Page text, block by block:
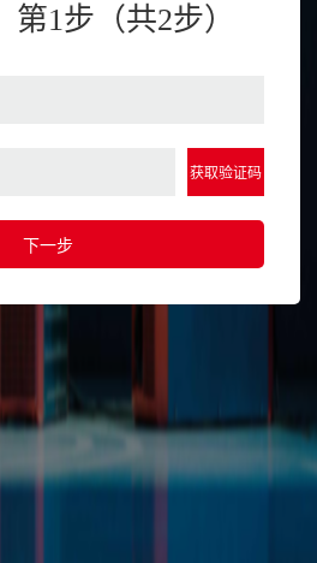
1步（共2步）
获取验证码
下一步